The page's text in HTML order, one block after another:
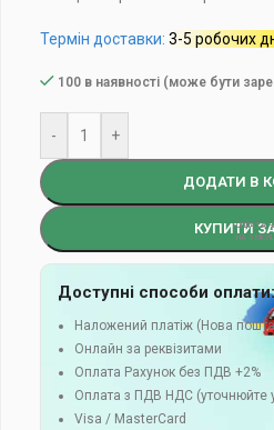
Термін доставки: 3-5 робочих
100 в наявності (може бути
- +
ДОДАТИ В
КУПИТИ
Доступні способи оплати:
Наложений платіж (Нова
Онлайн за реквізитами
Оплата Рахунок без ПДВ +2%
Оплата з ПДВ НДС (уточнюйте
Visa / MasterCard